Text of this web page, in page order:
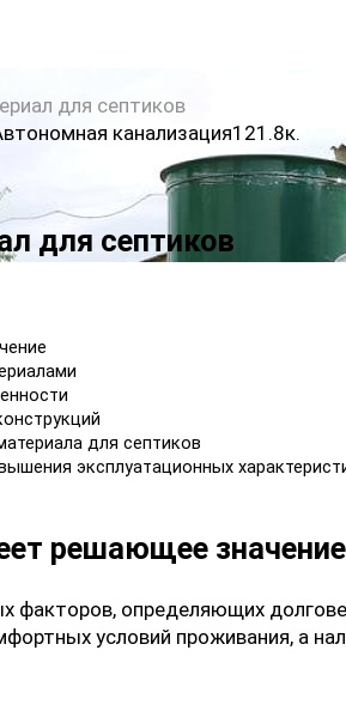
для септиков
канализация121.8к.
для септиков
для септиков
эксплуатационных
решающее значение
факторов, определяющих
условий проживания, а